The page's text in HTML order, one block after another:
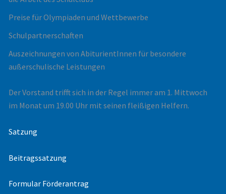
Preise für Olympiaden und Wettbewerbe
Schulpartnerschaften
Auszeichnungen von AbiturientInnen für besondere
außerschulische Leistungen
Der Vorstand trifft sich in der Regel immer am 1. Mittwoch
im Monat um 19.00 Uhr mit seinen fleißigen Helfern.
Satzung
Beitragssatzung
Formular Förderantrag